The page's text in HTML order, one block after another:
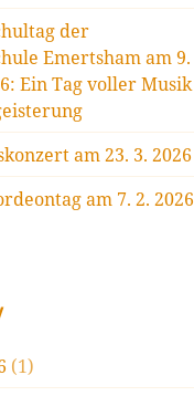
der
Emertsham am 9.
Ein Tag voller Musik
am 23. 3. 2026
am 7. 2. 2026
(1)